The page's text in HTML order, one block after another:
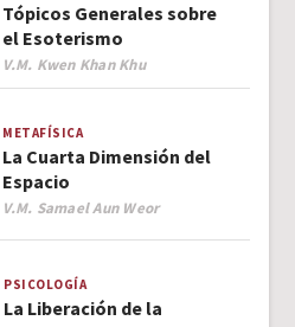
Tópicos Generales sobre
el Esoterismo
Author
V.M. Kwen Khan Khu
METAFÍSICA
La Cuarta Dimensión del
Espacio
Author
V.M. Samael Aun Weor
PSICOLOGÍA
La Liberación de la